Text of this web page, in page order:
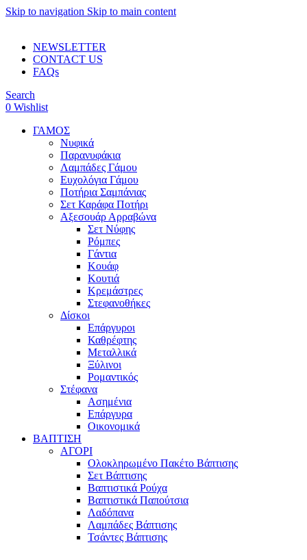
Skip to navigation Skip to main content
NEWSLETTER
CONTACT US
FAQs
Search
0 Wishlist
ΓΑΜΟΣ
Νυφικά
Παρανυφάκια
Λαμπάδες Γάμου
Ευχολόγια Γάμου
Ποτήρια Σαμπάνιας
Σετ Καράφα Ποτήρι
Αξεσουάρ Αρραβώνα
Σετ Νύφης
Ρόμπες
Γάντια
Κουάφ
Κουτιά
Κρεμάστρες
Στεφανοθήκες
Δίσκοι
Επάργυροι
Καθρέφτης
Μεταλλικά
Ξύλινοι
Ρομαντικός
Στέφανα
Ασημένια
Επάργυρα
Οικονομικά
ΒΑΠΤΙΣΗ
ΑΓΟΡΙ
Ολοκληρωμένο Πακέτο Βάπτισης
Σετ Βάπτισης
Βαπτιστικά Ρούχα
Βαπτιστικά Παπούτσια
Λαδόπανα
Λαμπάδες Βάπτισης
Τσάντες Βάπτισης